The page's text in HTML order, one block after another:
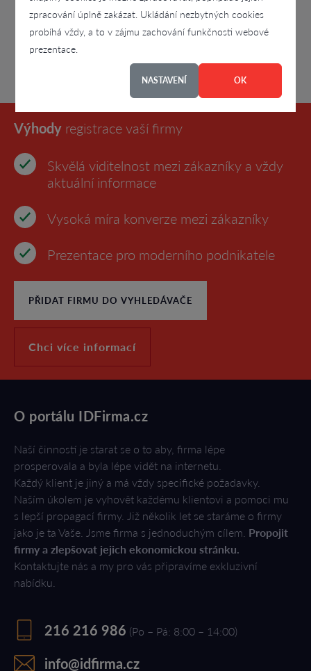
zpracování úplně zakázat. Ukládání nezbytných cookies
probíhá vždy, a to v zájmu zachování funkčnosti webové
prezentace.
NASTAVENÍ OK
Výhody registrace vaší firmy
Skvělá viditelnost mezi zákazníky a vždy
aktuální informace
Vysoká míra konverze mezi zákazníky
Prezentace pro moderního podnikatele
PŘIDAT FIRMU DO VYHLEDÁVAČE
Chci více informací
O portálu IDFirma.cz
Naší činností je starat se o to aby, firma lépe
prosperovala a byla lépe vidět na internetu.
Každý klient je jiný a má vždy specifické požadavky.
Naším úkolem je vyhovět každému klientovi a pomoci mu
s lepší propagací firmy. Již několik let se staráme o firmy
jako je ta Vaše. Jsme firma s jednoduchým cílem. Propojit
firmy a zlepšovat jejich ekonomickou stránku.
Kontaktujte nás a my pro vás připravíme exkluzivní
nabídku.
216 216 986 (Po – Pá: 8:00 – 14:00)
info@idfirma.cz